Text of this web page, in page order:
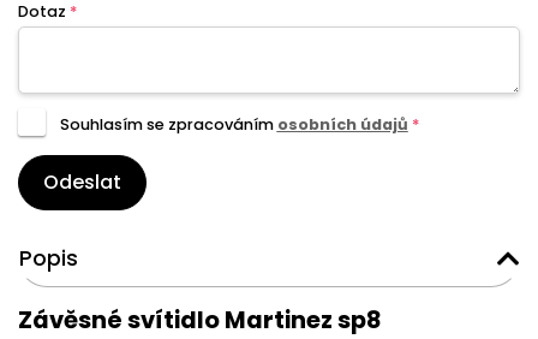
Dotaz *
Souhlasím se zpracováním osobních údajů *
Odeslat
Popis
Závěsné svítidlo Martinez sp8